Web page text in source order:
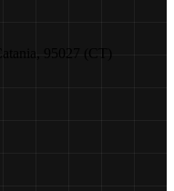
95027 (CT)